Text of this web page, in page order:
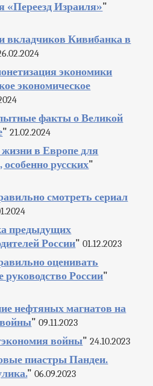
«Переезд Израиля»"
вкладчиков Кивибанка в
экономики
экономическое
факты о Великой
" 21.02.2024
в Европе для
русских"
смотреть сериал
предыдущих
России" 01.12.2023
оценивать
России"
нефтяных магнатов на
" 09.11.2023
войны" 24.10.2023
пиастры Пандеи.
" 06.09.2023